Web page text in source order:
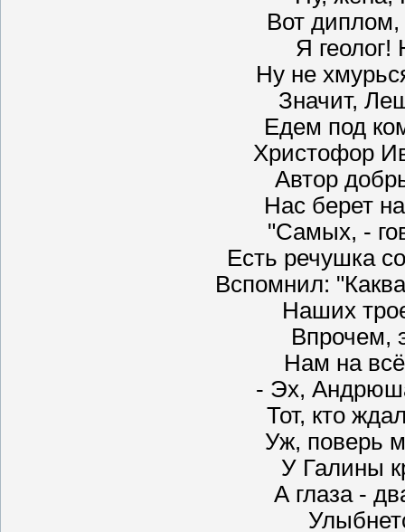
Вот
Я геолог!
Ну не
Значит,
Едем под
Христофор
Автор
Нас берет
"Самых, -
Есть речушка
Вспомнил:
Наших
Впрочем,
Нам на
- Эх,
Тот, кто
Уж, поверь
У Галины
А глаза -